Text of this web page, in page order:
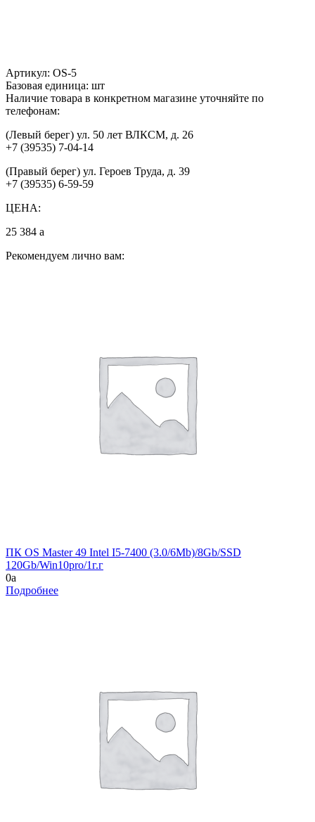
Артикул: OS-5
Базовая единица: шт
Наличие товара в конкретном магазине уточняйте по
телефонам:
(Левый берег) ул. 50 лет ВЛКСМ, д. 26
+7 (39535) 7-04-14
(Правый берег) ул. Героев Труда, д. 39
+7 (39535) 6-59-59
ЦЕНА:
25 384 a
Рекомендуем лично вам:
ПК OS Master 49 Intel I5-7400 (3.0/6Mb)/8Gb/SSD
120Gb/Win10pro/1г.г
0a
Подробнее